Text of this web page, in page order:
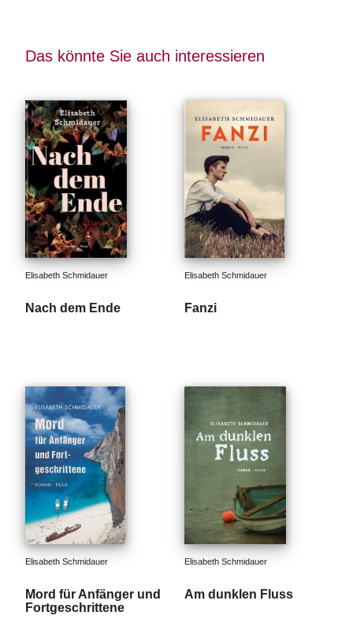
Das könnte Sie auch interessieren
Elisabeth Schmidauer
Nach dem Ende
Elisabeth Schmidauer
Fanzi
Elisabeth Schmidauer
Mord für Anfänger und
Fortgeschrittene
Elisabeth Schmidauer
Am dunklen Fluss